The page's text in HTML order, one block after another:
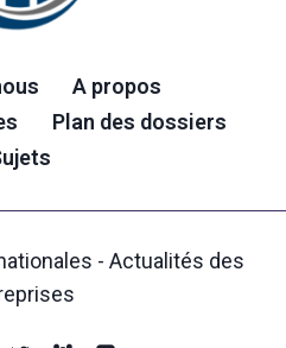
A propos
Plan des dossiers
- Actualités des